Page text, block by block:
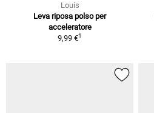
Louis
Leva riposa polso per
acceleratore
9,99 €1